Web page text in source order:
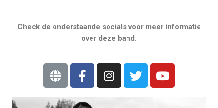
Check de onderstaande socials voor meer informatie
over deze band.